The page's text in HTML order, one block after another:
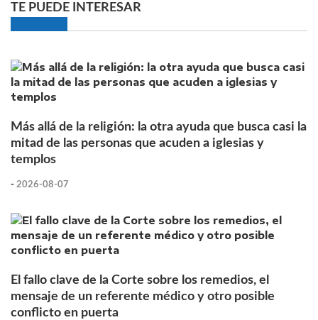
TE PUEDE INTERESAR
Más allá de la religión: la otra ayuda que busca casi la
mitad de las personas que acuden a iglesias y
templos
- 2026-08-07
El fallo clave de la Corte sobre los remedios, el
mensaje de un referente médico y otro posible
conflicto en puerta